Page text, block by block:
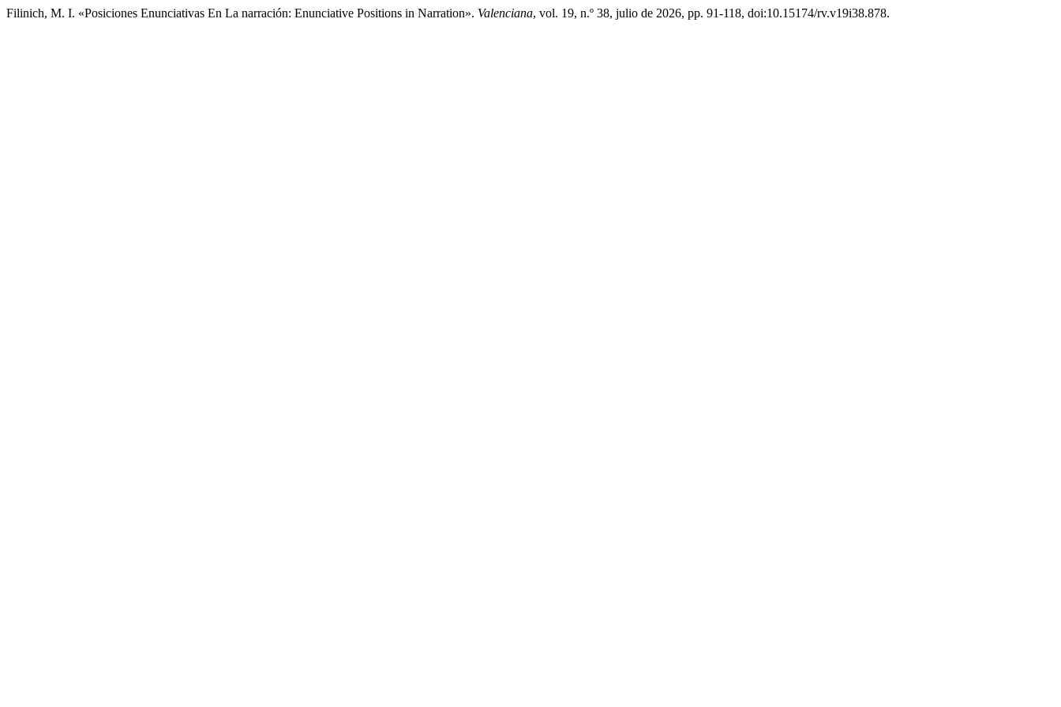
Filinich, M. I. «Posiciones Enunciativas En La narración: Enunciative Positions in Narration». Valenciana, vol. 19, n.º 38, julio de 2026, pp. 91-118, doi:10.15174/rv.v19i38.878.